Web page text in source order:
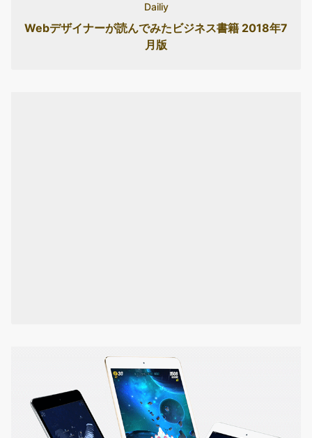
Dailiy
Webデザイナーが読んでみたビジネス書籍 2018年7
月版